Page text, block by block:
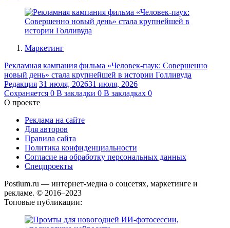
Маркетинг
Рекламная кампания фильма «Человек-паук: Совершенно
новый день» стала крупнейшей в истории Голливуда
Редакция 31 июля, 202631 июля, 2026
Сохраняется 0 В закладки 0 В закладках 0
О проекте
Реклама на сайте
Для авторов
Правила сайта
Политика конфиденциальности
Согласие на обработку персональных данных
Спецпроекты
Postium.ru — интернет-медиа о соцсетях, маркетинге и
рекламе. © 2016–2023
Топовые публикации: